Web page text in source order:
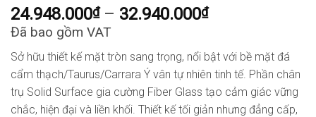
24.948.000₫ – 32.940.000₫Khoảng
24.948.000₫
đến
32.940.000₫
Đã bao gồm VAT
Sở hữu thiết kế mặt tròn sang trọng, nổi bật với bề mặt đá
cẩm thạch/Taurus/Carrara Ý vân tự nhiên tinh tế. Phần chân
trụ Solid Surface gia cường Fiber Glass tạo cảm giác vững
chắc, hiện đại và liền khối. Thiết kế tối giản nhưng đẳng cấp,